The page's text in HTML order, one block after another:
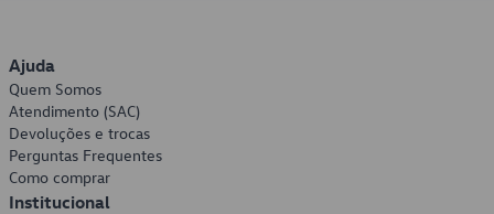
Ajuda
Quem Somos
Atendimento (SAC)
Devoluções e trocas
Perguntas Frequentes
Como comprar
Institucional